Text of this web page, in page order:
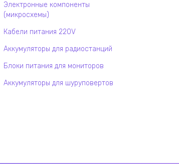
Электронные компоненты
(микросхемы)
Кабели питания 220V
Аккумуляторы для радиостанций
Блоки питания для мониторов
Аккумуляторы для шуруповертов